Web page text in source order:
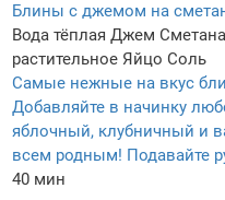
Блины с джемом на
Вода тёплая Джем Сметана
растительное Яйцо Соль
Самые нежные на вкус
Добавляйте в начинку
яблочный, клубничный и
всем родным! Подавайте
40 мин